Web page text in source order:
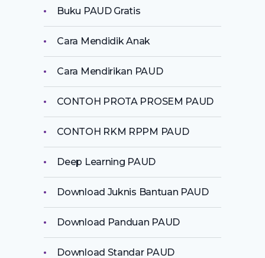
Buku PAUD Gratis
Cara Mendidik Anak
Cara Mendirikan PAUD
CONTOH PROTA PROSEM PAUD
CONTOH RKM RPPM PAUD
Deep Learning PAUD
Download Juknis Bantuan PAUD
Download Panduan PAUD
Download Standar PAUD